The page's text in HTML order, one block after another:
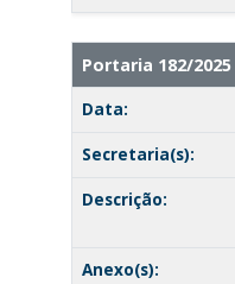
Portaria 182/2025
Data:
Secretaria(s):
Descrição:
Anexo(s):